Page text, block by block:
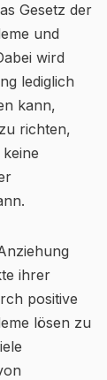
Gesetz der
und
wird
lediglich
kann,
richten,
ihrer
positive
lösen zu